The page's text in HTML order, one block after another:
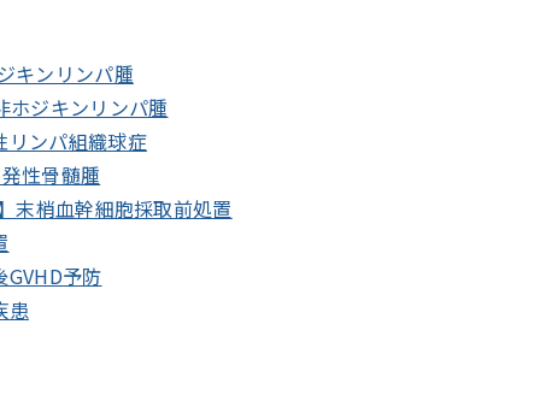
キンリンパ腫
ホジキンリンパ腫
リンパ組織球症
性骨髄腫
末梢血幹細胞採取前処置
GVHD予防
患